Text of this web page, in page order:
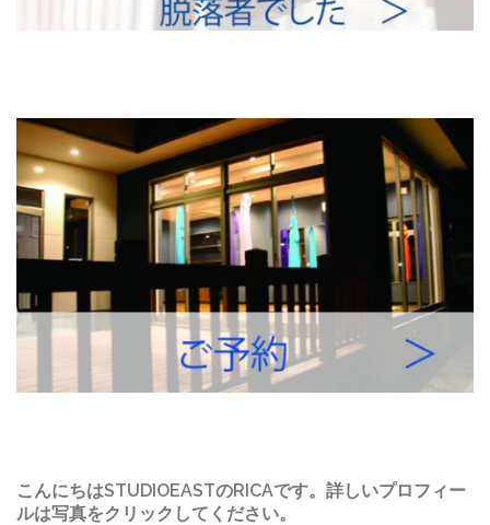
こんにちはSTUDIOEASTのRICAです。詳しいプロフィー
ルは写真をクリックしてください。